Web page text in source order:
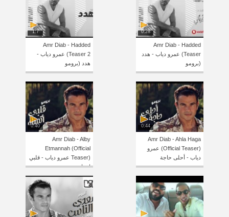
0:28
Amr Diab - Hadded
(Teaser عمرو دياب - هدد
(برومو
1:7
Amr Diab - Hadded
(Teaser 2 عمرو دياب -
هدد (برومو
0:44
Amr Diab - Ahla Haga
(Official Teaser) عمرو
دياب - أحلى حاجة
0:40
Amr Diab - Alby
Etmannah (Official
Teaser) عمرو دياب - قلبي
اتمناه